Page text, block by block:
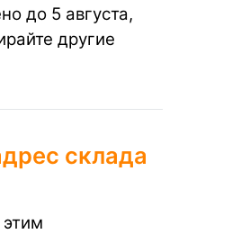
до 5 августа,
другие
склада